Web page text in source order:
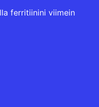
ferritiinini viimein